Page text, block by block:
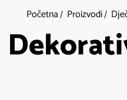
Početna Proizvodi